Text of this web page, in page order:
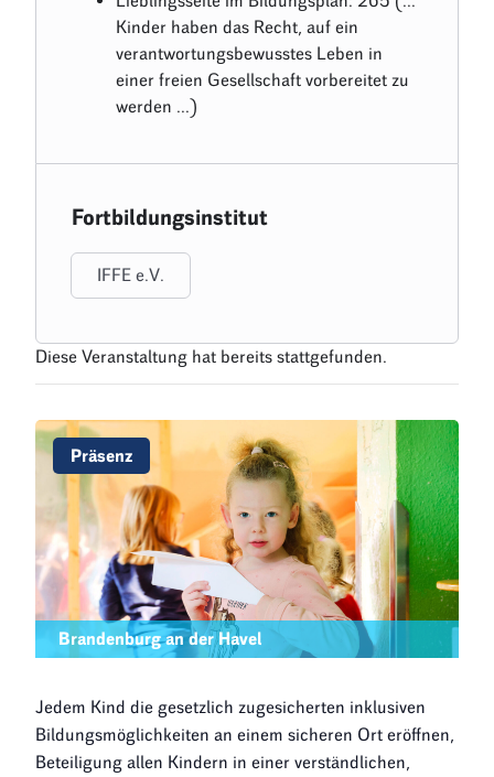
Diese Veranstaltung hat bereits stattgefunden.
Präsenz
Brandenburg an der Havel
Jedem Kind die gesetzlich zugesicherten inklusiven
Bildungsmöglichkeiten an einem sicheren Ort eröffnen,
Beteiligung allen Kindern in einer verständlichen,
Kinder haben das Recht, auf ein
verantwortungsbewusstes Leben in
einer freien Gesellschaft vorbereitet zu
werden ...)
Fortbildungsinstitut
IFFE e.V.